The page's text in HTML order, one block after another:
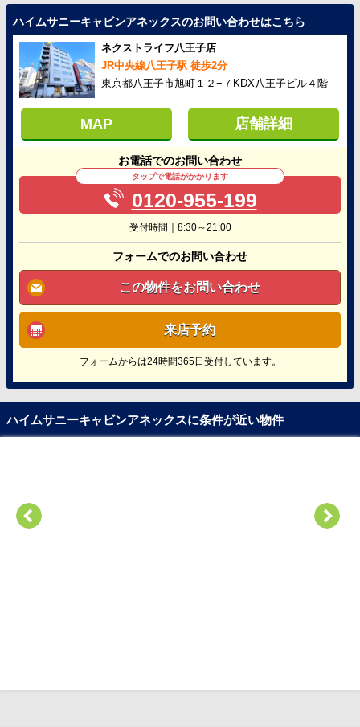
ハイムサニーキャビンアネックスのお問い合わせはこちら
ネクストライフ八王子店
JR中央線八王子駅 徒歩2分
東京都八王子市旭町１２−７KDX八王子ビル４階
MAP 店舗詳細
お電話でのお問い合わせ
タップで電話がかかります
0120-955-199
受付時間｜8:30～21:00
フォームでのお問い合わせ
この物件をお問い合わせ
来店予約
フォームからは24時間365日受付しています。
ハイムサニーキャビンアネックスに条件が近い物件